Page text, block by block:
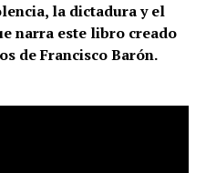
la dictadura y el
narra este libro creado
de Francisco Barón.